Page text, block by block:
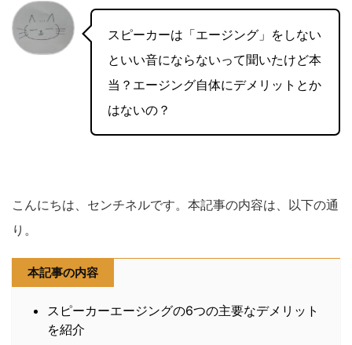
スピーカーは「エージング」をしない
といい音にならないって聞いたけど本
当？エージング自体にデメリットとか
はないの？
こんにちは、センチネルです。本記事の内容は、以下の通
り。
本記事の内容
スピーカーエージングの6つの主要なデメリット
を紹介